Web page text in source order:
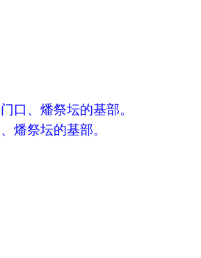
口、燔祭坛的基部。
燔祭坛的基部。